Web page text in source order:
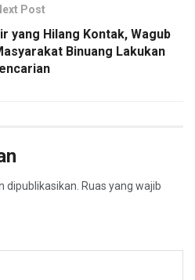
Post
yang Hilang Kontak, Wagub
Binuang Lakukan
dipublikasikan. Ruas yang wajib